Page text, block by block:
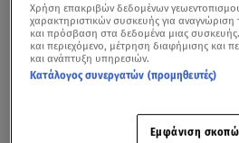
Τραγωδία στη Βέροια: Νεκρές δύο
λεωφορείου/ ρεπορτάζ Λευκής Γεωργάκη
Χρήση επακριβών δεδομένων
χαρακτηριστικών συσκευής για
και πρόσβαση στα δεδομένα μιας
και περιεχόμενο, μέτρηση διαφήμισης και
και ανάπτυξη υπηρεσιών.
Κατάλογος συνεργατών (προμηθευτές)
Εμφάνιση